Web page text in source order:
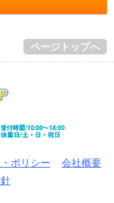
ページトップへ
ポリシー
会社概要